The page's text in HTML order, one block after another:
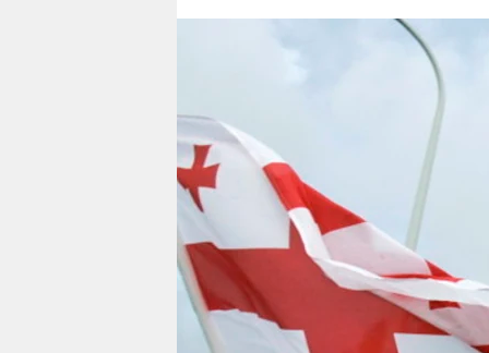
wahrheit
verlag
verlag
veranstaltungen
shop
fragen & hilfe